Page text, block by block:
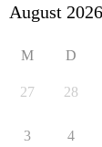
Verschmelzung.
💬 Was ist dir
M D
27 28
3 4